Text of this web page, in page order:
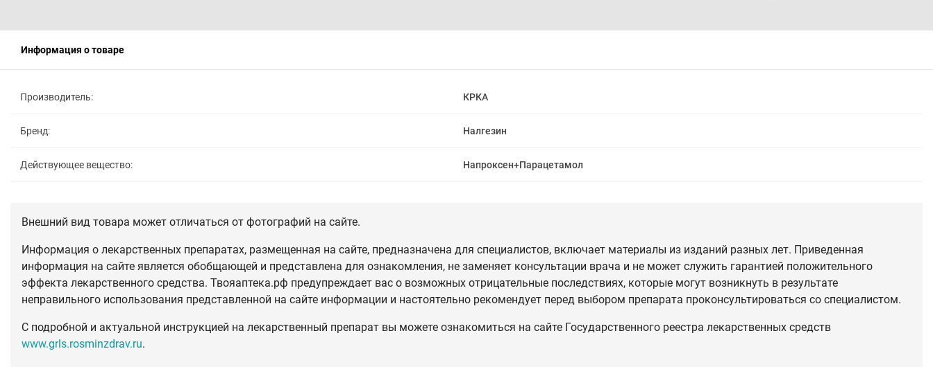
Информация о товаре
Производитель: КРКА
Бренд: Налгезин
Действующее вещество: Напроксен+Парацетамол
Внешний вид товара может отличаться от фотографий на сайте.
Информация о лекарственных препаратах, размещенная на сайте, предназначена для специалистов, включает материалы из изданий разных лет. Приведенная
информация на сайте является обобщающей и представлена для ознакомления, не заменяет консультации врача и не может служить гарантией положительного
эффекта лекарственного средства. Твояаптека.рф предупреждает вас о возможных отрицательные последствиях, которые могут возникнуть в результате
неправильного использования представленной на сайте информации и настоятельно рекомендует перед выбором препарата проконсультироваться со специалистом.
С подробной и актуальной инструкцией на лекарственный препарат вы можете ознакомиться на сайте Государственного реестра лекарственных средств
www.grls.rosminzdrav.ru.